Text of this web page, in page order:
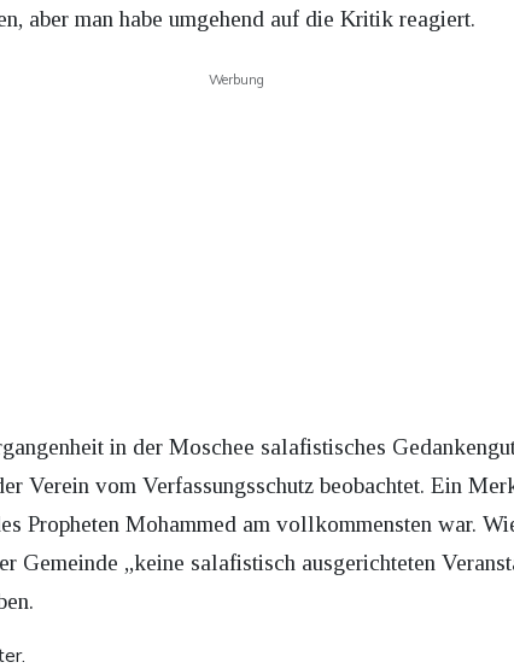
aber man habe umgehend auf die Kritik reagiert.
Werbung
in der Moschee salafistisches
Verein vom Verfassungsschutz beobachtet. Ein
Propheten Mohammed am vollkommensten war.
Gemeinde „keine salafistisch ausgerichteten